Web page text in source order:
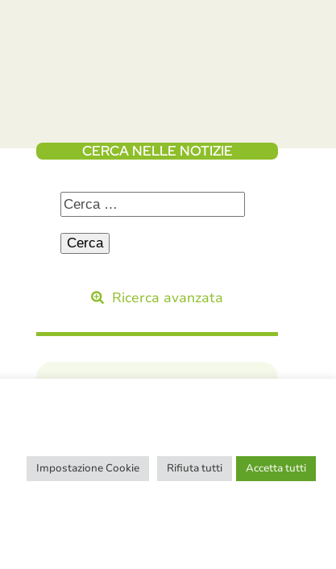
CERCA NELLE NOTIZIE
Ricerca avanzata
Impostazione Cookie Rifiuta tutti Accetta tutti